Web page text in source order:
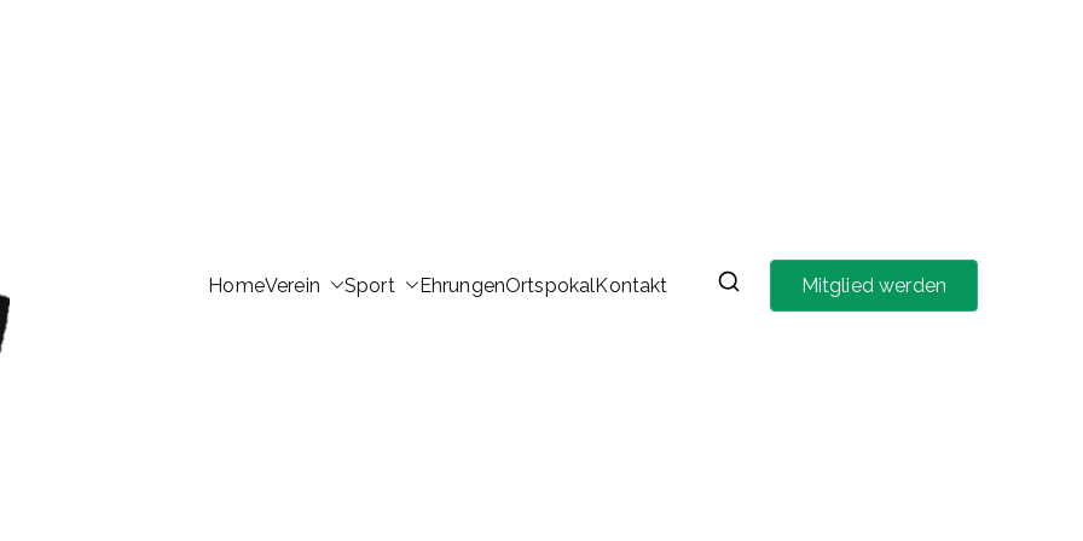
HomeVerein Sport EhrungenOrtspokalKontakt Mitglied werden